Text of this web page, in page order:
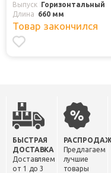
Выпуск Горизонтальный
Длина
660 мм
Товар закончился
БЫСТРАЯ
ДОСТАВКА
Доставляем
от 1 до 3
Предлагаем
лучшие
товары